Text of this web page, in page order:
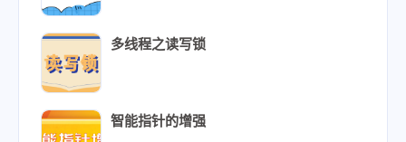
多线程之读写锁
智能指针的增强